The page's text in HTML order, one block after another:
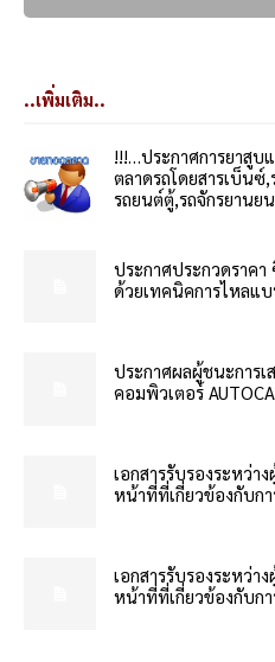
..เพิ่มเติม..
!!!…ประกาศการยาสูบ
ตลาดรถโดยสารเบ็นซ์
รถยนต์ตู้,รถจักรยานยน
ประกาศประกวดราคา
ด้วยเทคนิคการไหลแ
ประกาศผลผู้ชนะการ
คอมพิวเตอร์
เอกสารรับรองระหว่า
หน้าที่ที่เกี่ยวข้องกับก
เอกสารรับรองระหว่า
หน้าที่ที่เกี่ยวข้องกับก